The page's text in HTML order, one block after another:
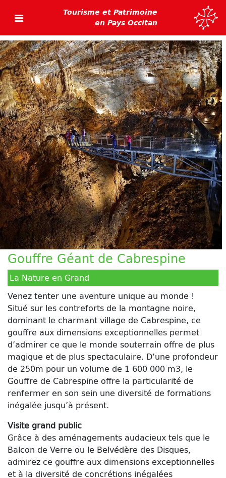
Tourisme et Patrimoine
en Pays Occitan
Gouffre Géant de Cabrespine
La Nature en Grand
Venez tenter une aventure unique au monde !
Situé sur les contreforts de la montagne noire,
dominant le charmant village de Cabrespine, ce
gouffre aux dimensions exceptionnelles permet
d’admirer ce que le monde souterrain offre de plus
magique et de plus spectaculaire. D’une profondeur
de 250m pour un volume de 1 600 000 m3, le
Gouffre de Cabrespine offre la particularité de
renfermer en son sein une diversité de formations
inégalée jusqu’à présent.
Visite grand public
Grâce à des aménagements audacieux tels que le
Balcon de Verre ou le Belvédère des Disques,
admirez ce gouffre aux dimensions exceptionnelles
et à la diversité de concrétions inégalées